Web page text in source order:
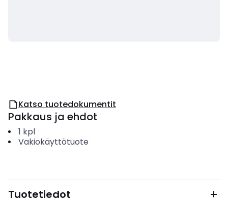
Katso tuotedokumentit
Pakkaus ja ehdot
1 kpl
Vakiokäyttötuote
Tuotetiedot